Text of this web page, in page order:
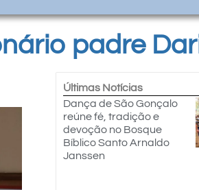
padre
Últimas Notícias
Dança de São Gonçalo
reúne fé, tradição e
devoção no Bosque
Bíblico Santo Arnaldo
Janssen